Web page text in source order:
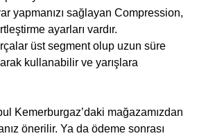
yapmanızı sağlayan Compression,
ayarları vardır.
üst segment olup uzun süre
kullanabilir ve yarışlara
Kemerburgaz’daki mağazamızdan
önerilir. Ya da ödeme sonrası